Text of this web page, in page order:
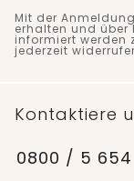
Mit der
erhalten und über
informiert werden
jederzeit
Kontaktiere
0800 / 5